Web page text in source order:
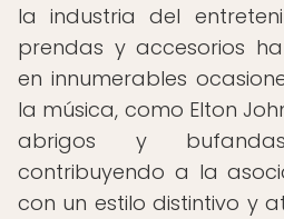
la industria del
prendas y accesorios
en innumerables
la música, como Elton
abrigos y
contribuyendo a la
con un estilo distintivo y